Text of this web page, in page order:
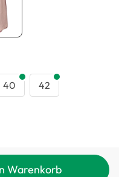
40 42
Warenkorb